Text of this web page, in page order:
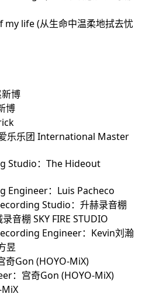
life (从生命中温柔地拭去忧
博
博
乐乐团 International Master
Studio：The Hideout
Engineer：Luis Pacheco
Studio：升赫录音棚
音棚 SKY FIRE STUDIO
Engineer：Kevin刘瀚
昱
奇Gon (HOYO-MiX)
：宫奇Gon (HOYO-MiX)